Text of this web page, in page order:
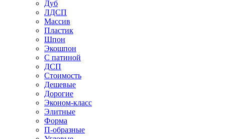
Дуб
ЛДСП
Массив
Пластик
Шпон
Экошпон
С патиной
ДСП
Стоимость
Дешевые
Дорогие
Эконом-класс
Элитные
Форма
П-образные